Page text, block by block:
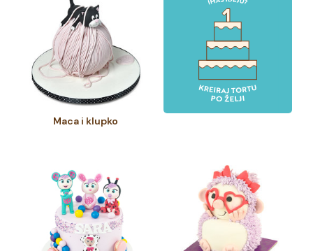
Maca i klupko